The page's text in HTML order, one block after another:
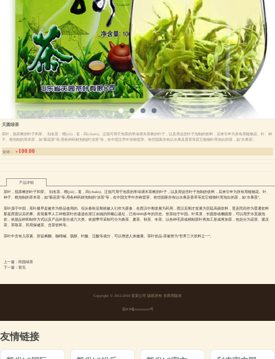
天圆绿茶
茶叶，指茶树的叶子和芽。 别名茶、槚(jiǎ)，茗，荈(chuǎn)。泛指可用于泡茶的常绿灌木茶树的叶子，以及用这些叶子泡制的饮料，后来引申为所有用植物花、叶、种
子、根泡制的草本茶，如"菊花茶"等;用各种药材泡制的"凉茶"等，在中国文学中亦称雷芽。有些国家亦有以水果及香草等其它植物叶而泡出的茶，如"水果茶"。
促销： ￥ 100.00
产品详细
茶叶，指茶树的叶子和芽。 别名茶、槚(jiǎ)，茗，荈(chuǎn)。泛指可用于泡茶的常绿灌木茶树的叶子，以及用这些叶子泡制的饮料，后来引申为所有用植物花、叶、
种子、根泡制的草本茶，如"菊花茶"等;用各种药材泡制的"凉茶"等，在中国文学中亦称雷芽。有些国家亦有以水果及香草等其它植物叶而泡出的茶，如"水果茶"。
茶叶源于中国，茶叶最早是被作为祭品使用的。但从春秋后期就被人们作为菜食，在西汉中期发展为药用，西汉后期才发展为宫廷高级饮料，普及民间作为普通饮料
那是西晋以后的事。发现最早人工种植茶叶的遗迹在浙江余姚的田螺山遗址，已有6000多年的历史。饮茶始于中国。叶革质，长圆形或椭圆形，可以用开水直接泡
饮，依据品种和制作方式以及产品外形分成六大类。依据季节采制可分为春茶、夏茶、秋茶、冬茶。以各种毛茶或精制茶叶再加工形成再加茶，包括分为花茶、紧压
茶、萃取茶、药用保健茶、含茶饮料等。
茶叶中含有儿茶素、胆甾烯酮、咖啡碱、肌醇、叶酸、泛酸等成分，可以增进人体健康。茶叶饮品-茶被誉为"世界三大饮料之一"。
上一篇：田园绿茶
下一篇：暂无
Copyright © 2012-2018 某某公司 版权所有 非商用版本
琼ICP备xxxxxxxx号
友情链接